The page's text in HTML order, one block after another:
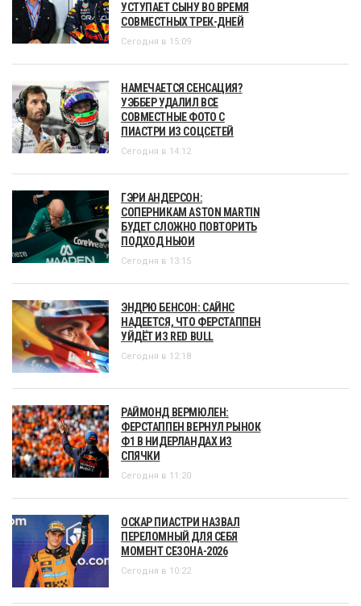
УСТУПАЕТ СЫНУ ВО ВРЕМЯ
СОВМЕСТНЫХ ТРЕК-ДНЕЙ
Сегодня в 15:09
НАМЕЧАЕТСЯ СЕНСАЦИЯ?
УЭББЕР УДАЛИЛ ВСЕ
СОВМЕСТНЫЕ ФОТО С
ПИАСТРИ ИЗ СОЦСЕТЕЙ
Сегодня в 14:12
ГЭРИ АНДЕРСОН:
СОПЕРНИКАМ ASTON MARTIN
БУДЕТ СЛОЖНО ПОВТОРИТЬ
ПОДХОД НЬЮИ
Сегодня в 13:15
ЭНДРЮ БЕНСОН: САЙНС
НАДЕЕТСЯ, ЧТО ФЕРСТАППЕН
УЙДЁТ ИЗ RED BULL
Сегодня в 12:18
РАЙМОНД ВЕРМЮЛЕН:
ФЕРСТАППЕН ВЕРНУЛ РЫНОК
Ф1 В НИДЕРЛАНДАХ ИЗ
СПЯЧКИ
Сегодня в 11:20
ОСКАР ПИАСТРИ НАЗВАЛ
ПЕРЕЛОМНЫЙ ДЛЯ СЕБЯ
МОМЕНТ СЕЗОНА-2026
Сегодня в 10:22